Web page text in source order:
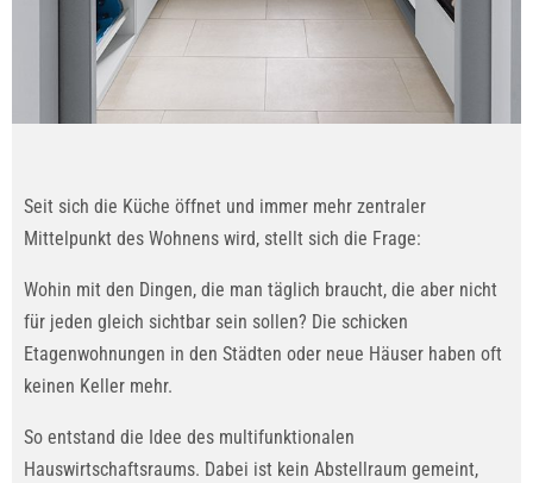
Seit sich die Küche öffnet und immer mehr zentraler
Mittelpunkt des Wohnens wird, stellt sich die Frage:
Wohin mit den Dingen, die man täglich braucht, die aber nicht
für jeden gleich sichtbar sein sollen? Die schicken
Etagenwohnungen in den Städten oder neue Häuser haben oft
keinen Keller mehr.
So entstand die Idee des multifunktionalen
Hauswirtschaftsraums. Dabei ist kein Abstellraum gemeint,